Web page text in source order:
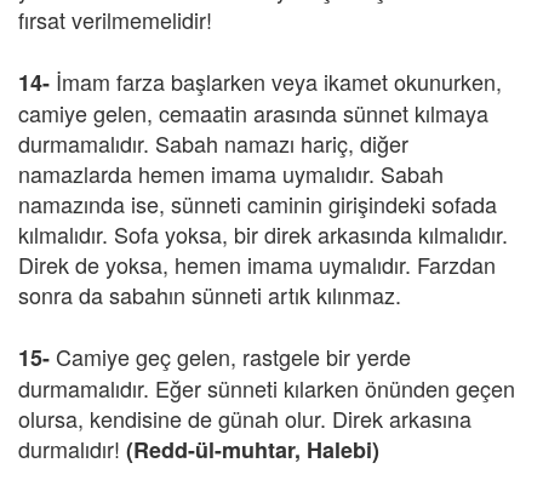
fırsat verilmemelidir!
14- İmam farza başlarken veya ikamet okunurken,
camiye gelen, cemaatin arasında sünnet kılmaya
durmamalıdır. Sabah namazı hariç, diğer
namazlarda hemen imama uymalıdır. Sabah
namazında ise, sünneti caminin girişindeki sofada
kılmalıdır. Sofa yoksa, bir direk arkasında kılmalıdır.
Direk de yoksa, hemen imama uymalıdır. Farzdan
sonra da sabahın sünneti artık kılınmaz.
15- Camiye geç gelen, rastgele bir yerde
durmamalıdır. Eğer sünneti kılarken önünden geçen
olursa, kendisine de günah olur. Direk arkasına
durmalıdır! (Redd-ül-muhtar, Halebi)